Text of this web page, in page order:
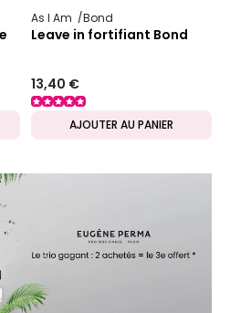
Fibre clinix Réparation
As I Am Bond
Leave in fortifiant Bond
13,40 €
AJOUTER AU PANIER